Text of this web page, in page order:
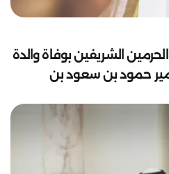
الشريفين بوفاة والدة
حمود بن سعود بن